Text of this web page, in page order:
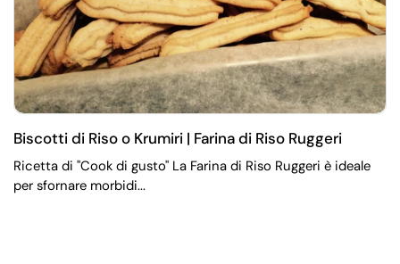
Biscotti di Riso o Krumiri | Farina di Riso Ruggeri
Ricetta di "Cook di gusto" La Farina di Riso Ruggeri è ideale
per sfornare morbidi...